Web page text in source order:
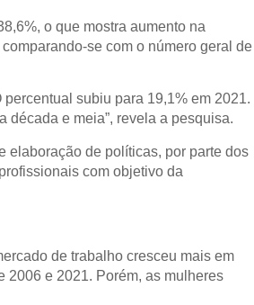
o que mostra aumento na
se com o número geral de
subiu para 19,1% em 2021.
década e meia”, revela a pesquisa.
elaboração de políticas, por parte dos
com objetivo da
de trabalho cresceu mais em
2006 e 2021. Porém, as mulheres